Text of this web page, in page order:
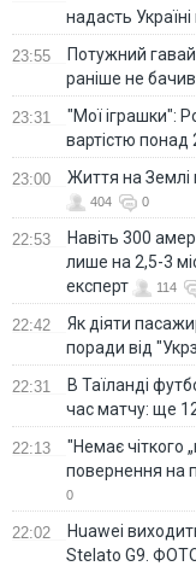
надасть
23:55
Потужний
раніше не бачив
23:31
"Мої іграшки":
вартістю понад
23:00 Життя на Землі
404 0
22:53
Навіть 300
лише на 2,5-3
експерт
114
22:42
Як діяти
поради від
22:31
В Таїланді
час матчу: ще
22:13
"Немає чіткого
повернення на
0
22:02
Huawei
Stelato G9.